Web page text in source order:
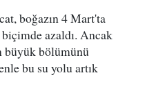
boğazın 4 Mart'ta
azaldı. Ancak
büyük bölümünü
bu su yolu artık